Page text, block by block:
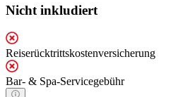
Nicht inkludiert
Reiserücktrittskostenversicherung
Bar- & Spa-Servicegebühr